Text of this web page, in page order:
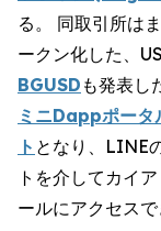
る。 同取引所は
ークン化した、
BGUSD も発表し
ミニDappポー
ト となり、LINE
トを介してカイ
ールにアクセスで